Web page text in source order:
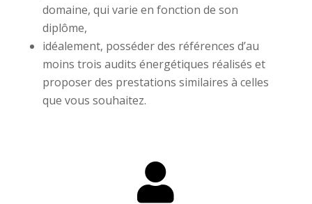
domaine, qui varie en fonction de son
diplôme,
idéalement, posséder des références d’au
moins trois audits énergétiques réalisés et
proposer des prestations similaires à celles
que vous souhaitez.
